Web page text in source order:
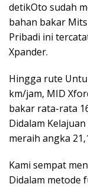
detikOto sudah
bahan bakar
Pribadi ini
Xpander.
Hingga rute
km/jam, MID
bakar rata-rata
Didalam
meraih angka
Kami sempat
Didalam metode